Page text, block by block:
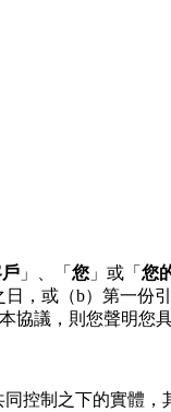
」、「 您 」或「 您
，或（b）第一份
協議，則您聲明您
控制之下的實體